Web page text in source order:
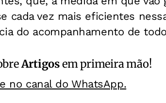
cada vez mais eficientes
do acompanhamento de
Artigosem primeira mão!
no canal do WhatsApp.